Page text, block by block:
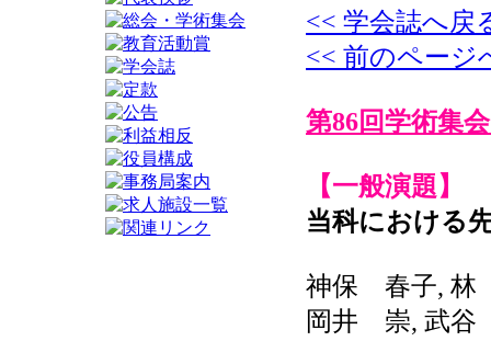
<< 学会誌へ戻
<< 前のページ
第86回学術集会
【一般演題】
当科における
神保 春子,
岡井 崇, 武